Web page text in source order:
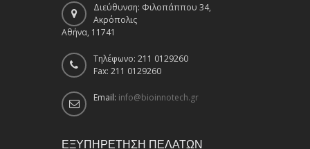
Διεύθυνση: Φιλοπάππου 34,
Ακρόπολις
Αθήνα, 11741
Τηλέφωνο: 211 0129260
Fax: 211 0129260
Email: info@bioinnotech.gr
ΕΞΥΠΗΡΕΤΗΣΗ ΠΕΛΑΤΩΝ